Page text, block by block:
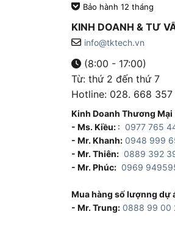
Bảo hành 12 tháng
KINH DOANH & TƯ
info@tktech.vn
(8:00 - 17:00)
Từ: thứ 2 đến thứ 7
Hotline: 028. 668 357
Kinh Doanh Thương Mại
- Ms. Kiều: : 0977 765
- Mr. Khanh: 0948 999
- Mr. Thiên: 0889 392
- Mr. Phúc: 0969
Mua hàng số lượnng dự
- Mr. Trung: 0888 99 00